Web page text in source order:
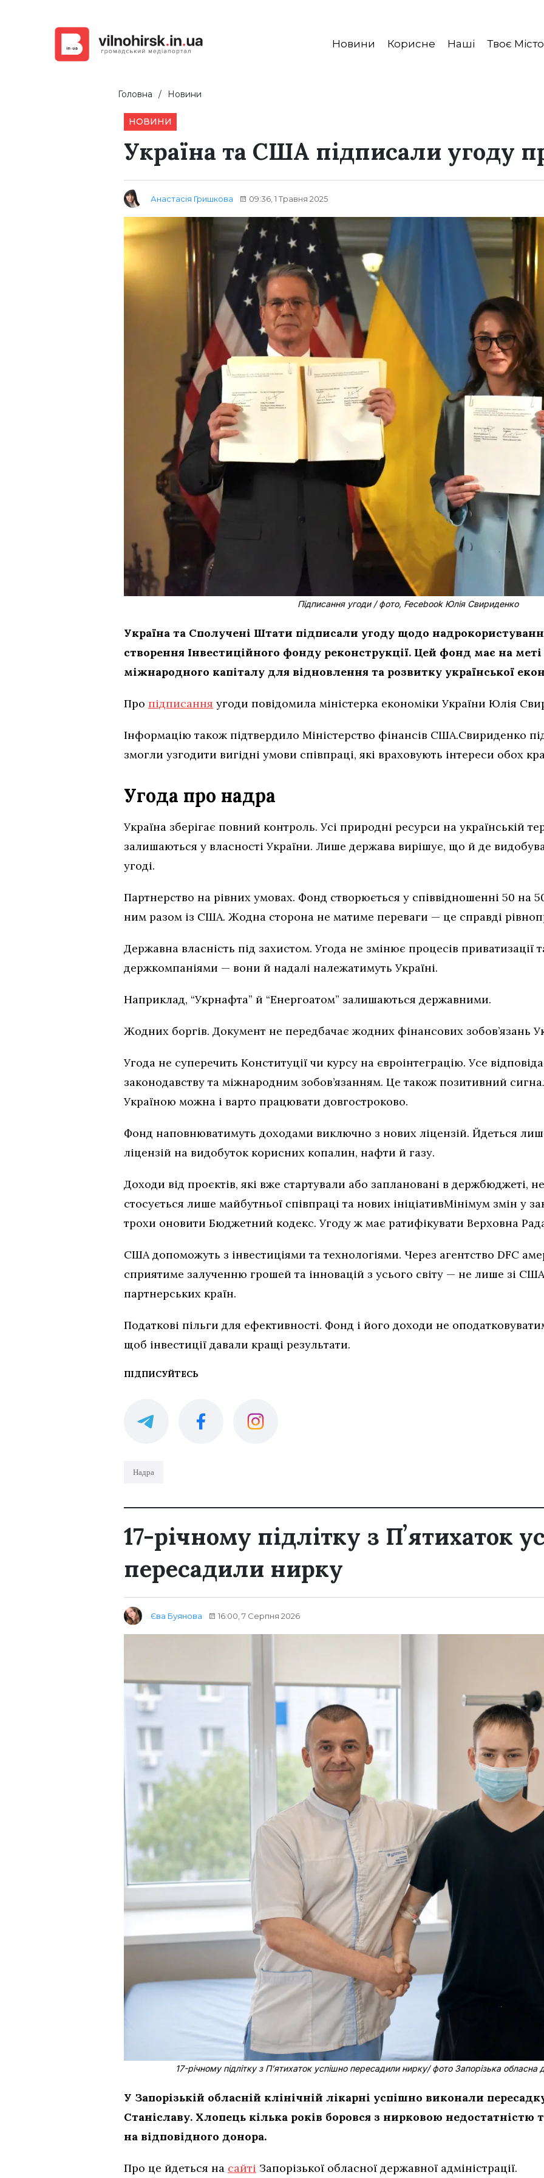
Новини Корисне Наші Твоє Місто
Головна Новини
НОВИНИ
Україна та США підписали угоду
Анастасія Гришкова 09:36, 1 Травня 2025
Підписання угоди / фото, Fecebook Юлія Свириденко
Україна та Сполучені Штати підписали угоду щодо
створення Інвестиційного фонду реконструкції. Цей фонд має на
міжнародного капіталу для відновлення та розвитку української
Про підписання угоди повідомила міністерка економіки України Юлія
Інформацію також підтвердило Міністерство фінансів США.Свириденко
змогли узгодити вигідні умови співпраці, які враховують інтереси обох
Угода про надра
Україна зберігає повний контроль. Усі природні ресурси на українській
залишаються у власності України. Лише держава вирішує, що й де
угоді.
Партнерство на рівних умовах. Фонд створюється у співвідношенні 50 на
ним разом із США. Жодна сторона не матиме переваги — це справді
Державна власність під захистом. Угода не змінює процесів приватизації
держкомпаніями — вони й надалі належатимуть Україні.
Наприклад, “Укрнафта” й “Енергоатом” залишаються державними.
Жодних боргів. Документ не передбачає жодних фінансових зобов’язань
Угода не суперечить Конституції чи курсу на євроінтеграцію. Усе
законодавству та міжнародним зобов’язанням. Це також позитивний
Україною можна і варто працювати довгостроково.
Фонд наповнюватимуть доходами виключно з нових ліцензій. Йдеться
ліцензій на видобуток корисних копалин, нафти й газу.
Доходи від проєктів, які вже стартували або заплановані в держбюджеті,
стосується лише майбутньої співпраці та нових ініціативМінімум змін у
трохи оновити Бюджетний кодекс. Угоду ж має ратифікувати Верховна
США допоможуть з інвестиціями та технологіями. Через агентство DFC
сприятиме залученню грошей та інновацій з усього світу — не лише зі
партнерських країн.
Податкові пільги для ефективності. Фонд і його доходи не
щоб інвестиції давали кращі результати.
ПІДПИСУЙТЕСЬ
Надра
17-річному підлітку з Пʼятихаток
пересадили нирку
Єва Буянова 16:00, 7 Серпня 2026
17-річному підлітку з Пʼятихаток успішно пересадили нирку/ фото Запорізька обласна
У Запорізькій обласній клінічній лікарні успішно виконали
Станіславу. Хлопець кілька років боровся з нирковою недостатністю
на відповідного донора.
Про це йдеться на сайті Запорізької обласної державної адміністрації.